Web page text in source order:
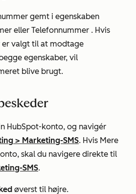
gemt i egenskaben
eller Telefonnummer . Hvis
valgt til at modtage
egenskaber, vil
blive brugt.
HubSpot-konto, og navigér
> Marketing-SMS. Hvis Mere
skal du navigere direkte til
SMS.
øverst til højre.